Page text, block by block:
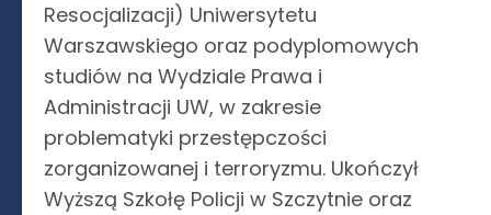
Resocjalizacji) Uniwersytetu
Warszawskiego oraz podyplomowych
studiów na Wydziale Prawa i
Administracji UW, w zakresie
problematyki przestępczości
zorganizowanej i terroryzmu. Ukończył
Wyższą Szkołę Policji w Szczytnie oraz